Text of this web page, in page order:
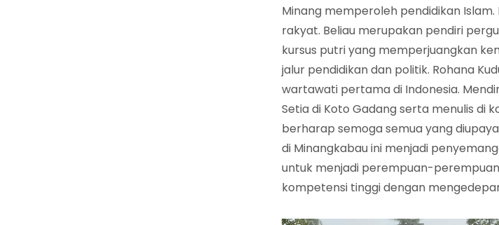
Minang memperoleh pendidikan Islam.
rakyat. Beliau merupakan pendiri
kursus putri yang memperjuangkan
jalur pendidikan dan politik. Rohana
wartawati pertama di Indonesia.
Setia di Koto Gadang serta menulis di
berharap semoga semua yang
di Minangkabau ini menjadi
untuk menjadi perempuan-
kompetensi tinggi dengan